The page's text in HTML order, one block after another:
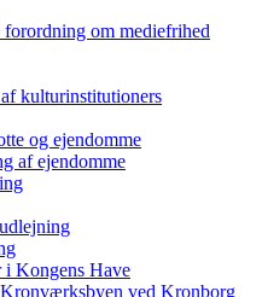
om mediefrihed
kulturinstitutioners
og ejendomme
af ejendomme
i Kongens Have
ved Kronborg